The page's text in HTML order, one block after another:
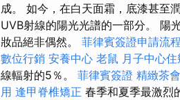
成。 如今，在白天面霜，底漆甚至
UVB射線的陽光光譜的一部分。 陽
妝品絕非偶然。 菲律賓簽證申請流程
數位行銷 安養中心 老鼠 月子中心住
線輻射的5％。 菲律賓簽證 精緻茶
用 逢甲脊椎矯正 春季和夏季最激烈